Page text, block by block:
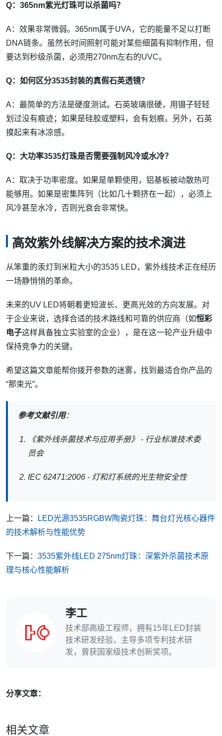
Q：365nm紫光灯珠可以杀菌吗？
A：效果非常微弱。365nm属于UVA，它的能量不足以打断
DNA链条。虽然长时间照射可能对某些细菌有抑制作用，但
要达到秒级杀菌，必须用270nm左右的UVC。
Q：如何区分3535封装的真假石英透镜？
A：最简单的方法是硬度测试。石英玻璃很硬，用镊子轻轻
划过没有痕迹；如果是硅胶或塑料，会有划痕。另外，石英
摸起来有冰凉感。
Q：大功率3535灯珠是否需要强制风冷或水冷？
A：取决于功率密度。如果是单颗使用，铝基板被动散热可
能够用。如果是密集阵列（比如几十颗挤在一起），必须上
风冷甚至水冷，否则光衰会非常快。
高效紫外线解决方案的技术演进
从笨重的汞灯到米粒大小的3535 LED，紫外线技术正在经历
一场静悄悄的革命。
未来的UV LED将朝着更短波长、更高光效的方向发展。对
于企业来说，选择合适的技术路线和可靠的供应商（如恒彩
电子这样具备独立实验室的企业），是在这一轮产业升级中
保持竞争力的关键。
希望这篇文章能帮你拨开参数的迷雾，找到最适合你产品的
“那束光”。
参考文献引用：
《紫外线杀菌技术与应用手册》 - 行业标准技术委
员会
IEC 62471:2006 - 灯和灯系统的光生物安全性
上一篇：
LED光源3535RGBW陶瓷灯珠：舞台灯光核心器件
的技术解析与性能优势
下一篇： 3535紫外线LED 275nm灯珠：深紫外杀菌技术原
理与核心性能解析
李工
技术部高级工程师，拥有15年LED封装
技术研发经验，主导多项专利技术研
发，曾获国家级技术创新奖项。
分享文章：
相关文章